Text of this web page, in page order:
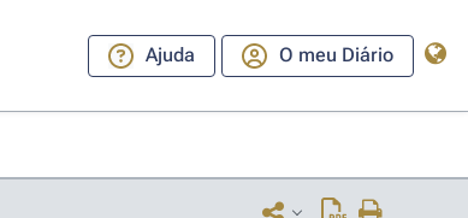
Ajuda O meu Diário